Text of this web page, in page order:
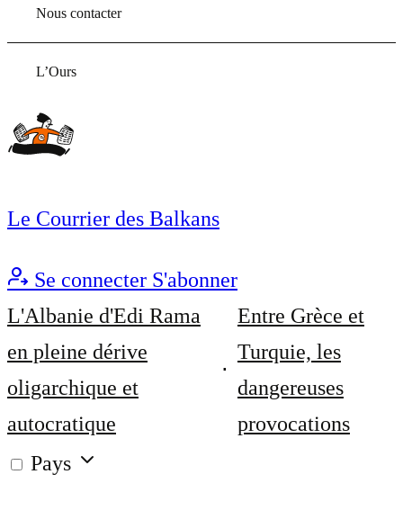
Nous contacter
L’Ours
Le Courrier des Balkans
Se connecter S'abonner
L'Albanie d'Edi Rama
en pleine dérive
oligarchique et
autocratique
Entre Grèce et
Turquie, les
dangereuses
provocations
Pays